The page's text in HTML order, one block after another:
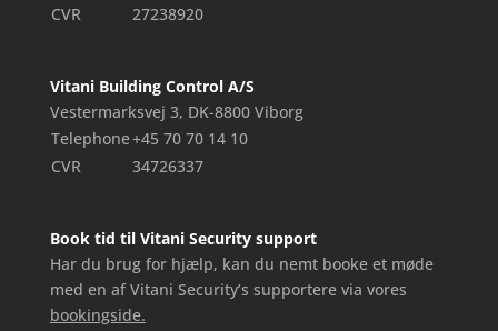
CVR
27238920
Vitani Building Control A/S
Vestermarksvej 3, DK-8800 Viborg
Telephone+45 70 70 14 10
CVR
34726337
Book tid til Vitani Security support
Har du brug for hjælp, kan du nemt booke et møde
med en af Vitani Security’s supportere via vores
bookingside.